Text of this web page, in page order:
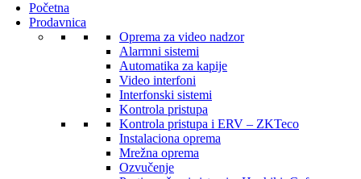
Početna
Prodavnica
Oprema za video nadzor
Alarmni sistemi
Automatika za kapije
Video interfoni
Interfonski sistemi
Kontrola pristupa
Kontrola pristupa i ERV – ZKTeco
Instalaciona oprema
Mrežna oprema
Ozvučenje